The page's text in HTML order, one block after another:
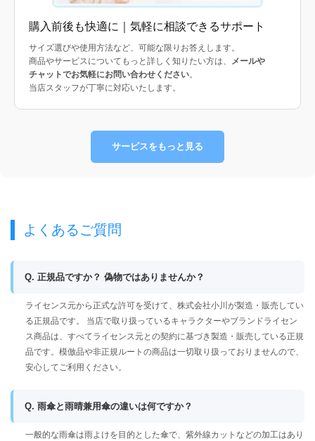
購入前後も快適に｜気軽に相談できるサポート
サイズ選びや使用方法など、可能な限りお答えします。
商品やサービスについてもっと詳しく知りたい方は、 メールや
チャットでお気軽にお問い合わせください。
当店スタッフが丁寧に対応いたします。
サービスをもっと見る
よくあるご質問
Q. 正規品ですか？ 偽物ではありませんか？
ライセンス元から正式な許可を受けて、株式会社小川が製造・販売してい
る正規品です。 当店で取り扱っているキャラクターやブランドライセン
ス商品は、すべてライセンス元との契約に基づき製造・販売している正規
品です。模倣品や非正規ルートの商品は一切取り扱っておりませんので、
安心してご利用ください。
Q. 雨傘と雨晴兼用傘の違いは何ですか？
一般的な雨傘は雨よけを目的とした傘で、紫外線カットなどの加工はあり